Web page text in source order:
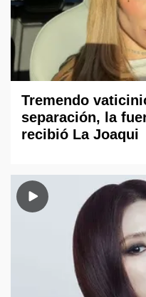
Tremendo
separación, la
recibió La Joaqui